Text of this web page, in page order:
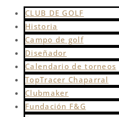
CLUB DE GOLF
Historia
Campo de golf
Diseñador
Calendario de torneos
TopTracer Chaparral
Clubmaker
Fundación F&G